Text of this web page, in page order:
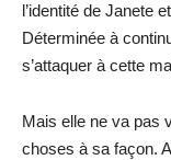
l’identité de Janete
Déterminée à
s’attaquer à cette
Mais elle ne va pas
choses à sa façon.